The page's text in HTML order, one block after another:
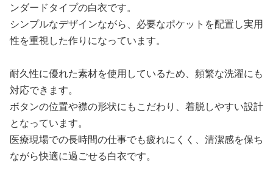
ンダードタイプの白衣です。
シンプルなデザインながら、必要なポケットを配置し実用
性を重視した作りになっています。
耐久性に優れた素材を使用しているため、頻繁な洗濯にも
対応できます。
ボタンの位置や襟の形状にもこだわり、着脱しやすい設計
となっています。
医療現場での長時間の仕事でも疲れにくく、清潔感を保ち
ながら快適に過ごせる白衣です。